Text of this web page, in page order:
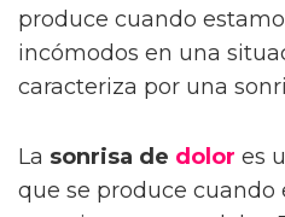
produce cuando
incómodos en una
caracteriza por una
La sonrisa de dolor es
que se produce cuando